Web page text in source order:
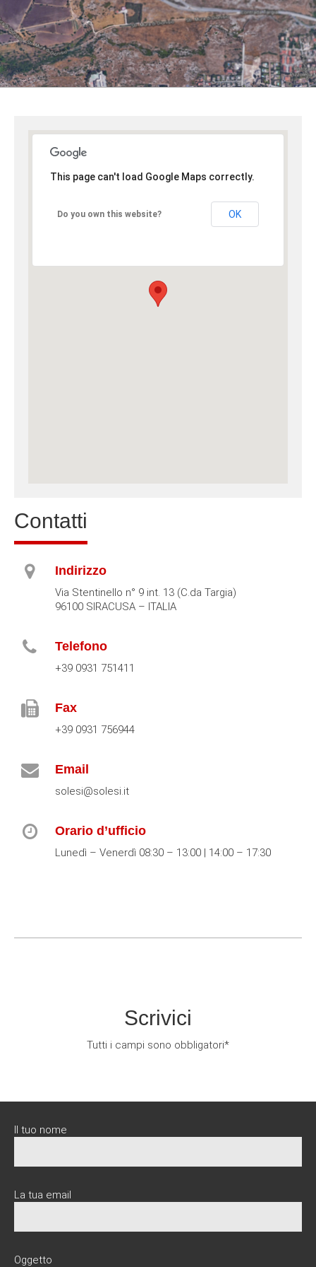
This page can't load Google Maps correctly.
Do you own this website? OK
Contatti
Indirizzo
Via Stentinello n° 9 int. 13 (C.da Targia)
96100 SIRACUSA – ITALIA
Telefono
+39 0931 751411
Fax
+39 0931 756944
Email
solesi@solesi.it
Orario d’ufficio
Lunedì – Venerdì 08:30 – 13:00 | 14:00 – 17:30
Scrivici
Tutti i campi sono obbligatori*
Il tuo nome
La tua email
Oggetto